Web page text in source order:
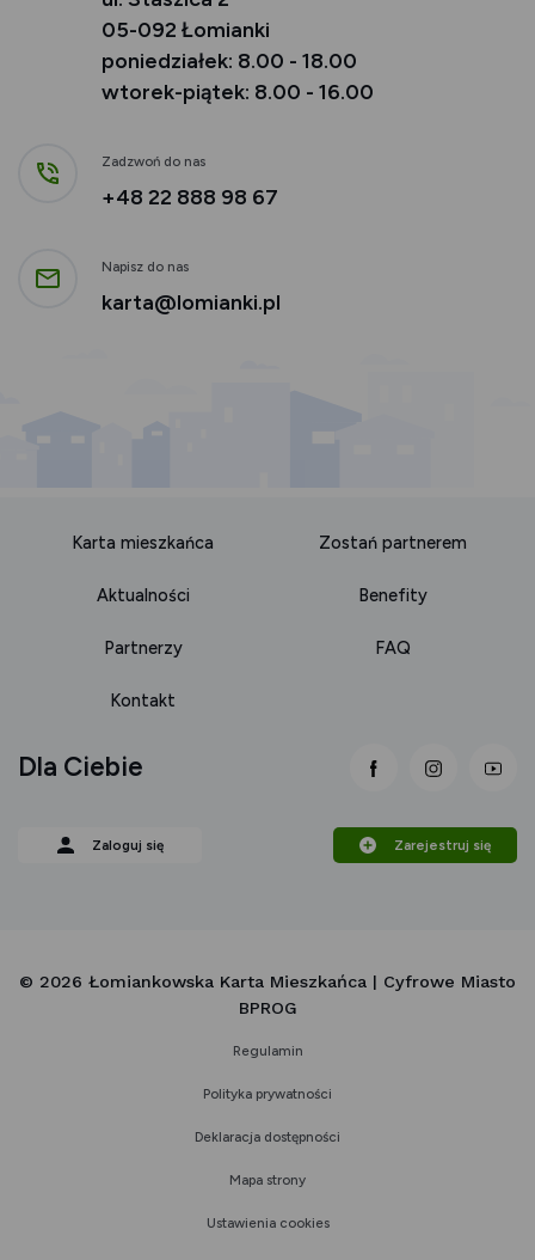
05-092 Łomianki
poniedziałek: 8.00 - 18.00
wtorek-piątek: 8.00 - 16.00
Zadzwoń do nas
+48 22 888 98 67
Napisz do nas
karta@lomianki.pl
Karta mieszkańca Zostań partnerem
Aktualności Benefity
Partnerzy FAQ
Kontakt
link otwiera się
link
Dla Ciebie
Zaloguj się Zarejestruj się
© 2026 Łomiankowska Karta Mieszkańca | Cyfrowe Miasto
BPROG
Regulamin
Polityka prywatności
Deklaracja dostępności
Mapa strony
Ustawienia cookies